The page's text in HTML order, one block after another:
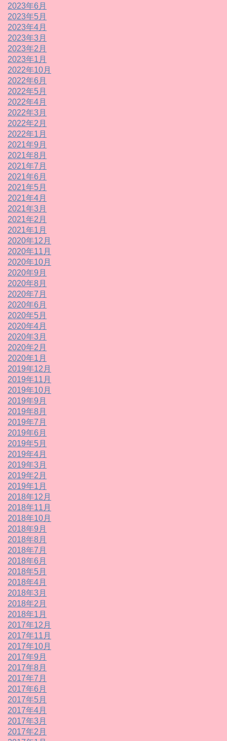
2023年6月
2023年5月
2023年4月
2023年3月
2023年2月
2023年1月
2022年10月
2022年6月
2022年5月
2022年4月
2022年3月
2022年2月
2022年1月
2021年9月
2021年8月
2021年7月
2021年6月
2021年5月
2021年4月
2021年3月
2021年2月
2021年1月
2020年12月
2020年11月
2020年10月
2020年9月
2020年8月
2020年7月
2020年6月
2020年5月
2020年4月
2020年3月
2020年2月
2020年1月
2019年12月
2019年11月
2019年10月
2019年9月
2019年8月
2019年7月
2019年6月
2019年5月
2019年4月
2019年3月
2019年2月
2019年1月
2018年12月
2018年11月
2018年10月
2018年9月
2018年8月
2018年7月
2018年6月
2018年5月
2018年4月
2018年3月
2018年2月
2018年1月
2017年12月
2017年11月
2017年10月
2017年9月
2017年8月
2017年7月
2017年6月
2017年5月
2017年4月
2017年3月
2017年2月